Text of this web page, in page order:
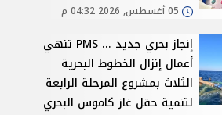
05 أغسطس, 2026 04:32 م
إنجاز بحري جديد ... PMS تنهي
أعمال إنزال الخطوط البحرية
الثلاث بمشروع المرحلة الرابعة
لتنمية حقل غاز كاموس البحري